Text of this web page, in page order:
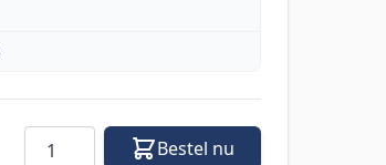
Aantal Bestel nu